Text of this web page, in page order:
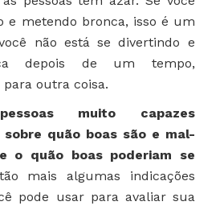
e metendo bronca, isso é um
não está se divertindo e
depois de um tempo,
outra coisa.
muito capazes
sobre quão boas são e mal-
o quão boas poderiam se
mais algumas indicações
pode usar para avaliar sua